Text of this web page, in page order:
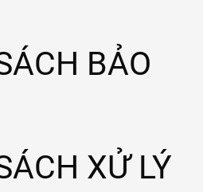
BẢO
XỬ LÝ